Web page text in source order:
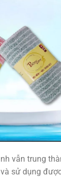
vẫn trung
sử dụng